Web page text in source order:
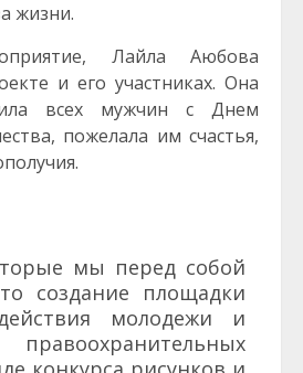
жизни.
Лайла Аюбова
и его участниках. Она
всех мужчин с Днем
пожелала им счастья,
мы перед собой
создание площадки
молодежи и
правоохранительных